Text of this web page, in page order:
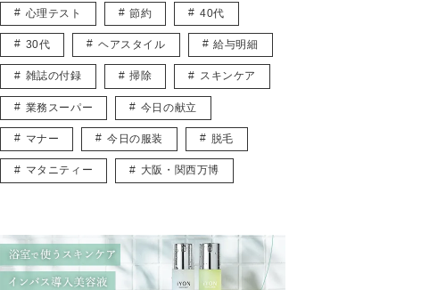
心理テスト 節約 40代
30代 ヘアスタイル 給与明細
雑誌の付録 掃除 スキンケア
業務スーパー 今日の献立
マナー 今日の服装 脱毛
マタニティー 大阪・関西万博